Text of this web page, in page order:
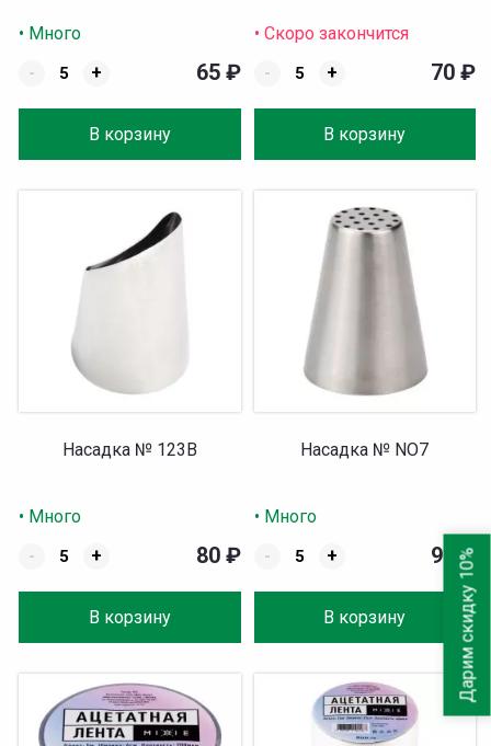
• Много
-
+
В корзину
65 ₽
• Скоро закончится
-
+
В корзину
70 ₽
Насадка № 123B
• Много
-
+
В корзину
80 ₽
Насадка № NO7
• Много
-
+
В корзину
90₽
Дарим скидку 10%